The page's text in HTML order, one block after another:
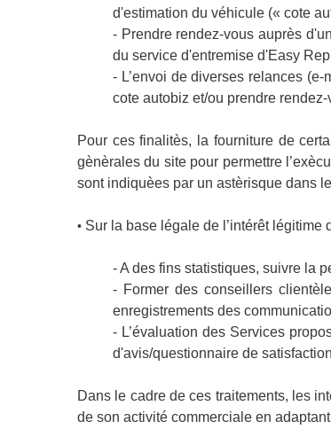
d'estimation du véhicule (« cote
- Prendre rendez-vous auprès
du service d'entremise d'Easy
- L’envoi de diverses relances
cote autobiz et/ou prendre
Pour ces finalitès, la fourniture de
gènèrales du site pour permettre
sont indiquèes par un astèrisque dans
• Sur la base légale de l’intérêt légitime
- A des fins statistiques, suivre la
- Former des conseillers
enregistrements des
- L’évaluation des Services
d'avis/questionnaire de
Dans le cadre de ces traitements, les
de son activité commerciale en